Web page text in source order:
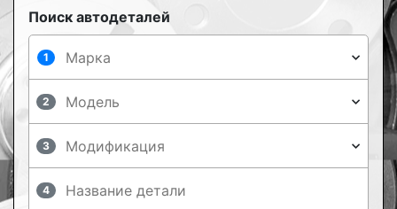
Поиск автодеталей
1
2
3
4